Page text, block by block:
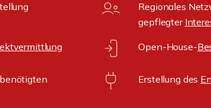
Regionales
gepflegter
Open-House-
Erstellung des